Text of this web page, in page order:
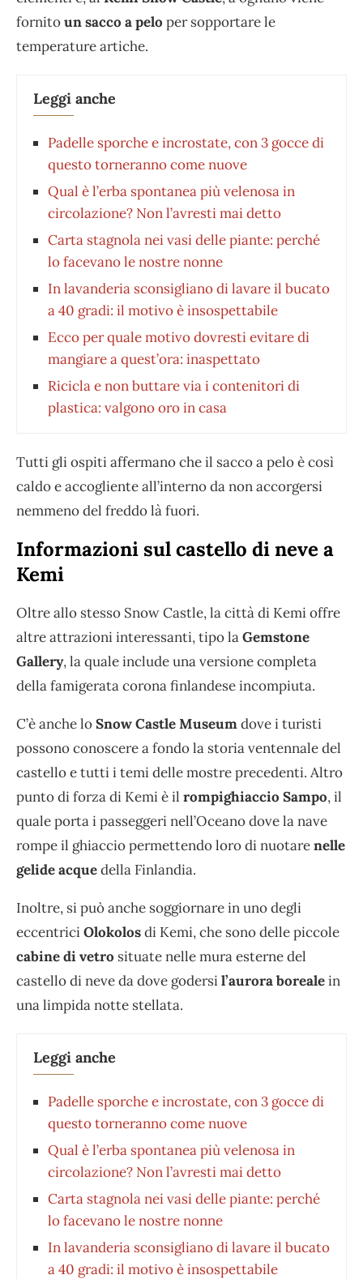
fornitoun sacco a pelo per sopportare le
temperature artiche.
Leggi anche
Padelle sporche e incrostate, con 3 gocce di
questo torneranno come nuove
Qual è l’erba spontanea più velenosa in
circolazione? Non l’avresti mai detto
Carta stagnola nei vasi delle piante: perché
lo facevano le nostre nonne
In lavanderia sconsigliano di lavare il bucato
a 40 gradi: il motivo è insospettabile
Ecco per quale motivo dovresti evitare di
mangiare a quest’ora: inaspettato
Ricicla e non buttare via i contenitori di
plastica: valgono oro in casa
Tutti gli ospiti affermano che il sacco a pelo è così
caldo e accogliente all’interno da non accorgersi
nemmeno del freddo là fuori.
Informazioni sul castello di neve a
Kemi
Oltre allo stesso Snow Castle, la città di Kemi offre
altre attrazioni interessanti, tipo laGemstone
Gallery, la quale include una versione completa
della famigerata corona finlandese incompiuta.
C’è anche loSnow Castle Museumdove i turisti
possono conoscere a fondo la storia ventennale del
castello e tutti i temi delle mostre precedenti. Altro
punto di forza di Kemi è il rompighiaccio Sampo, il
quale porta i passeggeri nell’Oceano dove la nave
rompe il ghiaccio permettendo loro di nuotarenelle
gelide acquedella Finlandia.
Inoltre, si può anche soggiornare in uno degli
eccentriciOlokolosdi Kemi, che sono delle piccole
cabine di vetro situate nelle mura esterne del
castello di neve da dove godersil’aurora borealein
una limpida notte stellata.
Leggi anche
Padelle sporche e incrostate, con 3 gocce di
questo torneranno come nuove
Qual è l’erba spontanea più velenosa in
circolazione? Non l’avresti mai detto
Carta stagnola nei vasi delle piante: perché
lo facevano le nostre nonne
In lavanderia sconsigliano di lavare il bucato
a 40 gradi: il motivo è insospettabile